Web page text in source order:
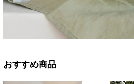
おすすめ商品